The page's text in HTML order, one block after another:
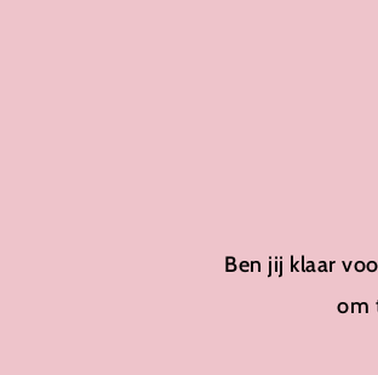
Ben jij klaar
om